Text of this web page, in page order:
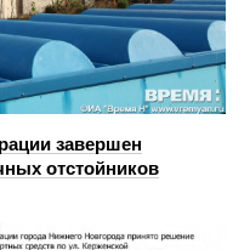
завершен
отстойников